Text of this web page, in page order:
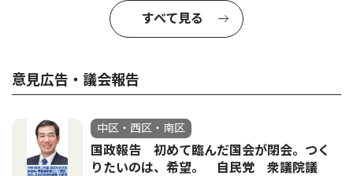
すべて見る
意見広告・議会報告
中区・西区・南区
国政報告 初めて臨んだ国会が閉会。つく
りたいのは、希望。 自民党 衆議院議